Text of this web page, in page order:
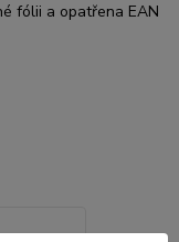
fólii a opatřena EAN